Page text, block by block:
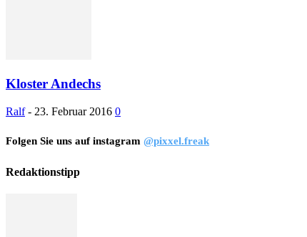
Kloster Andechs
Ralf - 23. Februar 2016 0
Folgen Sie uns auf instagram @pixxel.freak
Redaktionstipp